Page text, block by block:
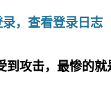
，查看登录日志
到攻击，最惨的